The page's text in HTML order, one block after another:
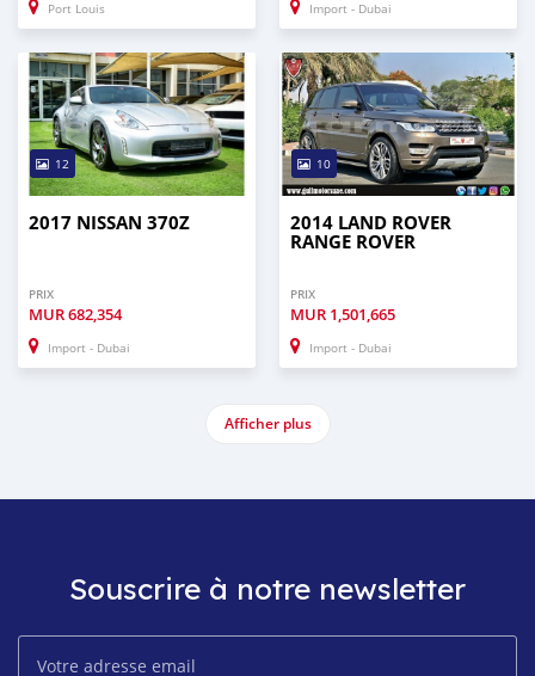
Port Louis Import - Dubai
12
2017 NISSAN 370Z
PRIX
MUR682,354
Import - Dubai
10
2014 LAND ROVER
RANGE ROVER
PRIX
MUR 1,501,665
Import - Dubai
Afficher plus
Souscrire à notre newsletter